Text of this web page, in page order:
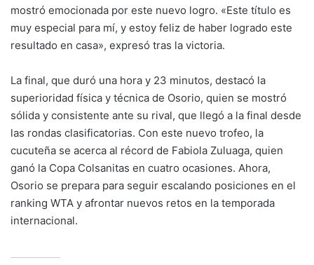
mostró emocionada por este nuevo logro. «Este título es
muy especial para mí, y estoy feliz de haber logrado este
resultado en casa», expresó tras la victoria.
La final, que duró una hora y 23 minutos, destacó la
superioridad física y técnica de Osorio, quien se mostró
sólida y consistente ante su rival, que llegó a la final desde
las rondas clasificatorias. Con este nuevo trofeo, la
cucuteña se acerca al récord de Fabiola Zuluaga, quien
ganó la Copa Colsanitas en cuatro ocasiones. Ahora,
Osorio se prepara para seguir escalando posiciones en el
ranking WTA y afrontar nuevos retos en la temporada
internacional.